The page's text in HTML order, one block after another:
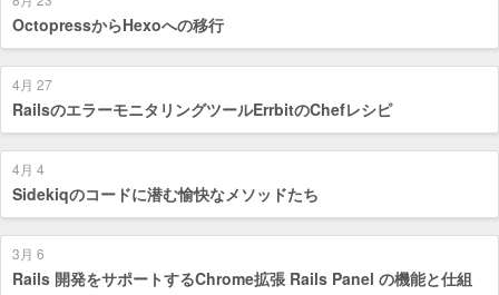
OctopressからHexoへの移行
4月 27
RailsのエラーモニタリングツールErrbitのChefレシピ
4月 4
Sidekiqのコードに潜む愉快なメソッドたち
3月 6
Rails 開発をサポートするChrome拡張 Rails Panel の機能と仕組